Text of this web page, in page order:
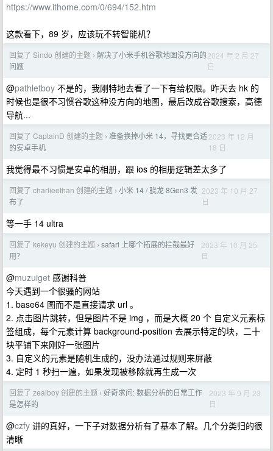
https://www.ithome.com/0/694/152.htm
这款看下，89 岁，应该玩不转智能机？
回复了 Sindo 创建的主题 › 解决了小米手机谷歌地图没方向的
问题
2024 年 2 月 27
日
@pathletboy 不是的，我刚特地去看了一下有给权限。昨天去 hk 的
时候也是很不习惯谷歌这种没方向的地图，最后改成谷歌搜索，高德
导航...
回复了 CaptainD 创建的主题 › 准备换掉小米 14，寻找更合适
的安卓手机
2023 年 12 月
18 日
我觉得最不习惯是安卓的相册，跟 ios 的相册逻辑差太多了
回复了 charlieethan 创建的主题 › 小米 14 / 骁龙 8Gen3 发
布了
2023 年 10 月 27
日
等一手 14 ultra
回复了 kekeyu 创建的主题 › safari 上哪个拓展的拦截最好
用？
2023 年 10 月 25
日
@muzuiget 感谢科普
今天遇到一个很骚的网站
1. base64 图而不是直接请求 url 。
2. 点击图片跳转，但是图片不是 img ，而是大概 20 个 自定义元素标
签组成，每个元素计算 background-position 去展示特定的块，二十
块平铺下来刚好一张图片
3. 自定义的元素是随机生成的，没办法通过规则来屏蔽
4. 定时 1 秒扫一遍，如果发现被移除就再生成一次
回复了 zealboy 创建的主题 › 好奇求问: 数据分析的日常工作
是怎样的
2023 年 9 月 23
日
@czfy 讲的真好，一下子对数据分析有了基本了解。几个分类归的很
清晰